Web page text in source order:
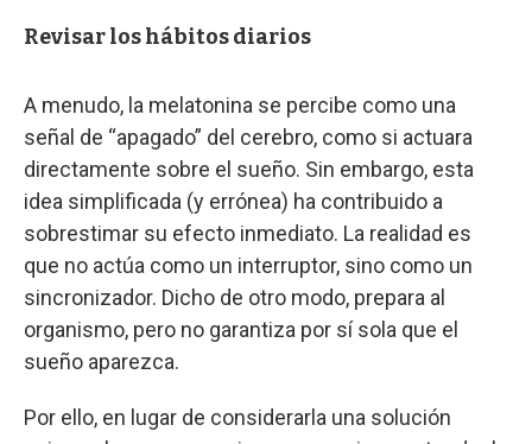
Revisar los hábitos diarios
A menudo, la melatonina se percibe como una
señal de “apagado” del cerebro, como si actuara
directamente sobre el sueño. Sin embargo, esta
idea simplificada (y errónea) ha contribuido a
sobrestimar su efecto inmediato. La realidad es
que no actúa como un interruptor, sino como un
sincronizador. Dicho de otro modo, prepara al
organismo, pero no garantiza por sí sola que el
sueño aparezca.
Por ello, en lugar de considerarla una solución